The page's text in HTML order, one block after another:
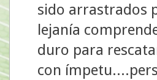
sido arrastrados
lejanía
duro para
con